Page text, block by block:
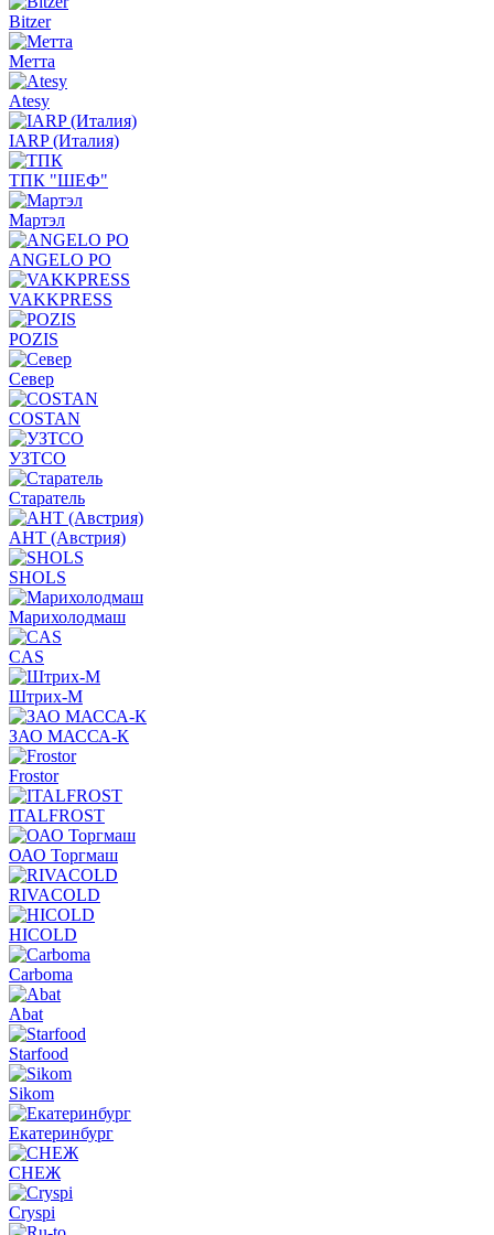
Bitzer
Метта
Atesy
IARP (Италия)
ТПК "ШЕФ"
Мартэл
ANGELO PO
VAKKPRESS
POZIS
Север
COSTAN
УЗТСО
Старатель
АНТ (Австрия)
SHOLS
Марихолодмаш
CAS
Штрих-М
ЗАО МАССА-К
Frostor
ITALFROST
ОАО Торгмаш
RIVACOLD
HICOLD
Carboma
Abat
Starfood
Sikom
Екатеринбург
СНЕЖ
Cryspi